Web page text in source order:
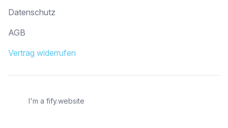
Datenschutz
AGB
Vertrag widerrufen
I'm a fify.website